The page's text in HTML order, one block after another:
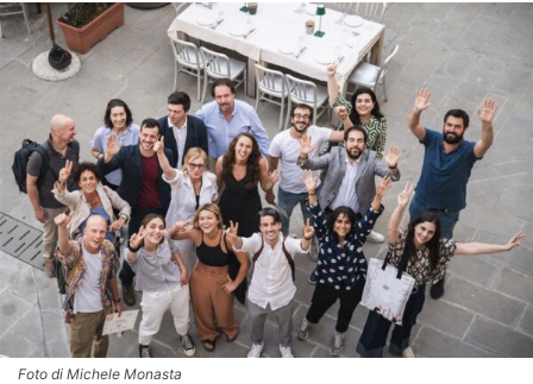
Foto di Michele Monasta